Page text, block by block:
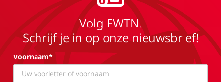
Volg EWTN.
Schrijf je in op onze nieuwsbrief!
Voornaam*